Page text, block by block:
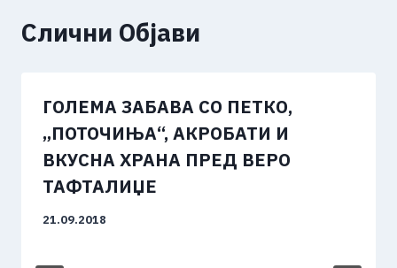
Слични Објави
ГОЛЕМА ЗАБАВА СО ПЕТКО,
„ПОТОЧИЊА“, АКРОБАТИ И
ВКУСНА ХРАНА ПРЕД ВЕРО
ТАФТАЛИЏЕ
21.09.2018